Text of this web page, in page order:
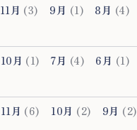
11月 (3) 9月 (1) 8月 (4)
10月 (1) 7月 (4) 6月 (1)
11月 (6) 10月 (2) 9月 (2)